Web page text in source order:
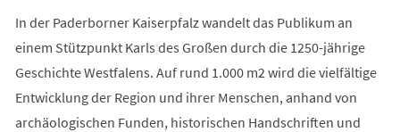
In der Paderborner Kaiserpfalz wandelt das Publikum an
einem Stützpunkt Karls des Großen durch die 1250-jährige
Geschichte Westfalens. Auf rund 1.000 m2 wird die vielfältige
Entwicklung der Region und ihrer Menschen, anhand von
archäologischen Funden, historischen Handschriften und